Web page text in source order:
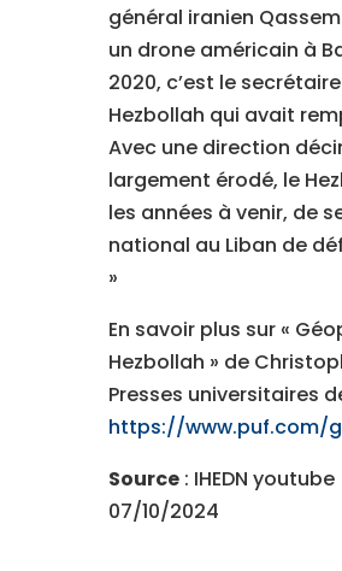
général iranien
un drone américain à
2020, c’est le
Hezbollah qui avait
Avec une direction
largement érodé, le
les années à venir, de
national au Liban de
»
En savoir plus sur «
Hezbollah » de
Presses universitaires
https://www.puf.com/
Source: IHEDN youtube
07/10/2024